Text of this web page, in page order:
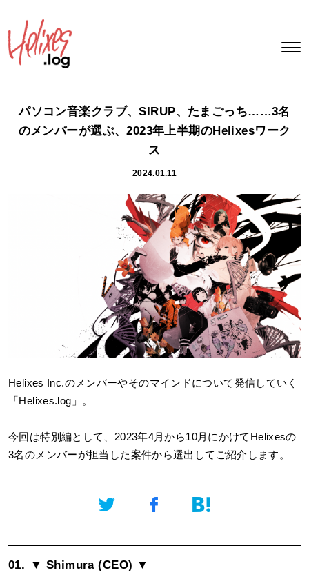
パソコン音楽クラブ、SIRUP、たまごっち……3名
のメンバーが選ぶ、2023年上半期のHelixesワーク
ス
2024.01.11
Helixes Inc.のメンバーやそのマインドについて発信していく
「Helixes.log」。
今回は特別編として、2023年4月から10月にかけてHelixesの
3名のメンバーが担当した案件から選出してご紹介します。
01. ▼ Shimura (CEO) ▼